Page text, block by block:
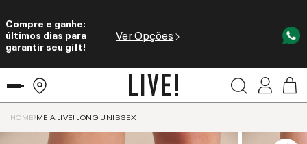
Compre e ganhe:
últimos dias para
garantir seu gift!
Ver Opções
HOME MEIA LIVE! LONG UNISSEX